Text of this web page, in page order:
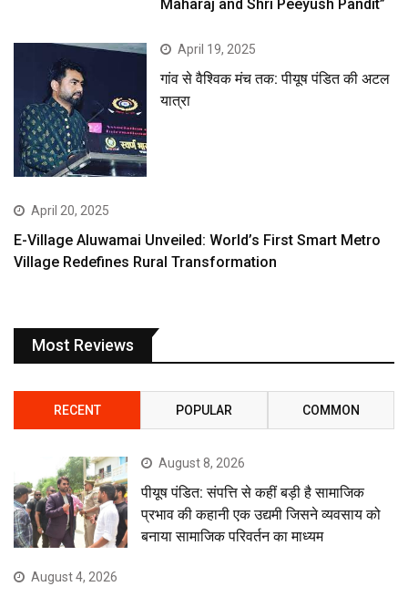
Maharaj and Shri Peeyush Pandit”
April 19, 2025
गांव से वैश्विक मंच तक: पीयूष पंडित की अटल
यात्रा
April 20, 2025
E-Village Aluwamai Unveiled: World’s First Smart Metro
Village Redefines Rural Transformation
Most Reviews
RECENT POPULAR COMMON
August 8, 2026
पीयूष पंडित: संपत्ति से कहीं बड़ी है सामाजिक
प्रभाव की कहानी एक उद्यमी जिसने व्यवसाय को
बनाया सामाजिक परिवर्तन का माध्यम
August 4, 2026